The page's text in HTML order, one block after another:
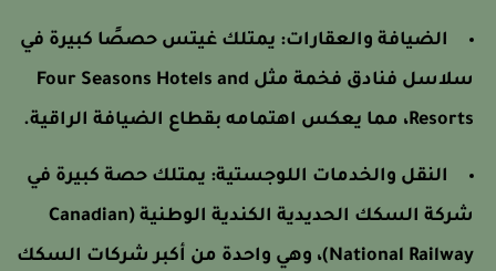
الضيافة والعقارات:يمتلك غيتس حصصًا كبيرة في
سلاسل فنادق فخمة مثل Four Seasons Hotels and
Resorts، مما يعكس اهتمامه بقطاع الضيافة الراقية.
النقل والخدمات اللوجستية:يمتلك حصة كبيرة في
شركة السكك الحديدية الكندية الوطنية (Canadian
National Railway)، وهي واحدة من أكبر شركات السكك